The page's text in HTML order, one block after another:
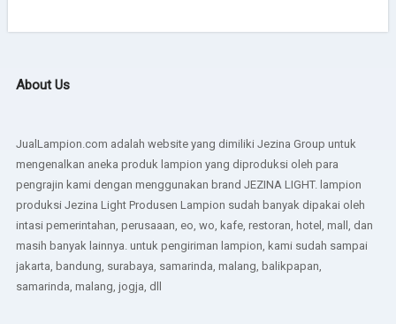
About Us
JualLampion.com adalah website yang dimiliki Jezina Group untuk
mengenalkan aneka produk lampion yang diproduksi oleh para
pengrajin kami dengan menggunakan brand JEZINA LIGHT. lampion
produksi Jezina Light Produsen Lampion sudah banyak dipakai oleh
intasi pemerintahan, perusaaan, eo, wo, kafe, restoran, hotel, mall, dan
masih banyak lainnya. untuk pengiriman lampion, kami sudah sampai
jakarta, bandung, surabaya, samarinda, malang, balikpapan,
samarinda, malang, jogja, dll